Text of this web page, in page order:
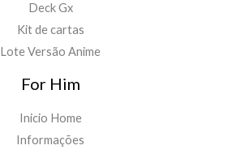
Deck Gx
Kit de cartas
Lote Versão Anime
For Him
Inicio Home
Informações